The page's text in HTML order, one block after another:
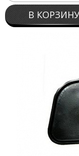
В КОРЗИНУ